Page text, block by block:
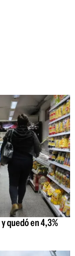
quedó en 4,3%